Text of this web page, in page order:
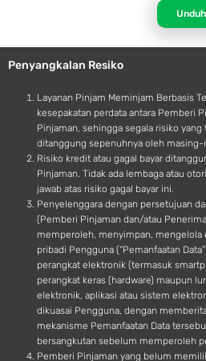
p
l
e
r
Penyangkalan Resiko
Layanan Pinjam Meminjam Berbasis
kesepakatan perdata antara Pemberi
Pinjaman, sehingga segala risiko
ditanggung sepenuhnya oleh masing-
Risiko kredit atau gagal bayar
Pinjaman. Tidak ada lembaga atau
jawab atas risiko gagal bayar ini.
Penyelenggara dengan persetujuan
(Pemberi Pinjaman dan/atau
memperoleh, menyimpan, mengelola
pribadi Pengguna (“Pemanfaatan
perangkat elektronik (termasuk
perangkat keras (hardware) maupun
elektronik, aplikasi atau sistem
dikuasai Pengguna, dengan
mekanisme Pemanfaatan Data
bersangkutan sebelum memperoleh
Pemberi Pinjaman yang belum